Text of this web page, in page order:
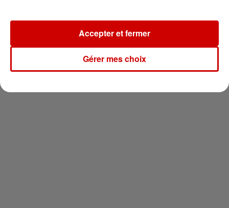
Newsletter
Gérer mes choix
Accepter et fermer